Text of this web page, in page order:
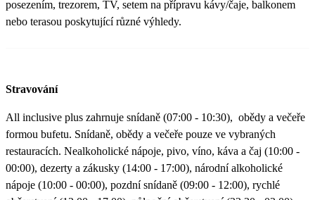
posezením, trezorem, TV, setem na přípravu kávy/čaje, balkonem
nebo terasou poskytující různé výhledy.
Stravování
All inclusive plus zahrnuje snídaně (07:00 - 10:30), obědy a večeře
formou bufetu. Snídaně, obědy a večeře pouze ve vybraných
restauracích. Nealkoholické nápoje, pivo, víno, káva a čaj (10:00 -
00:00), dezerty a zákusky (14:00 - 17:00), národní alkoholické
nápoje (10:00 - 00:00), pozdní snídaně (09:00 - 12:00), rychlé